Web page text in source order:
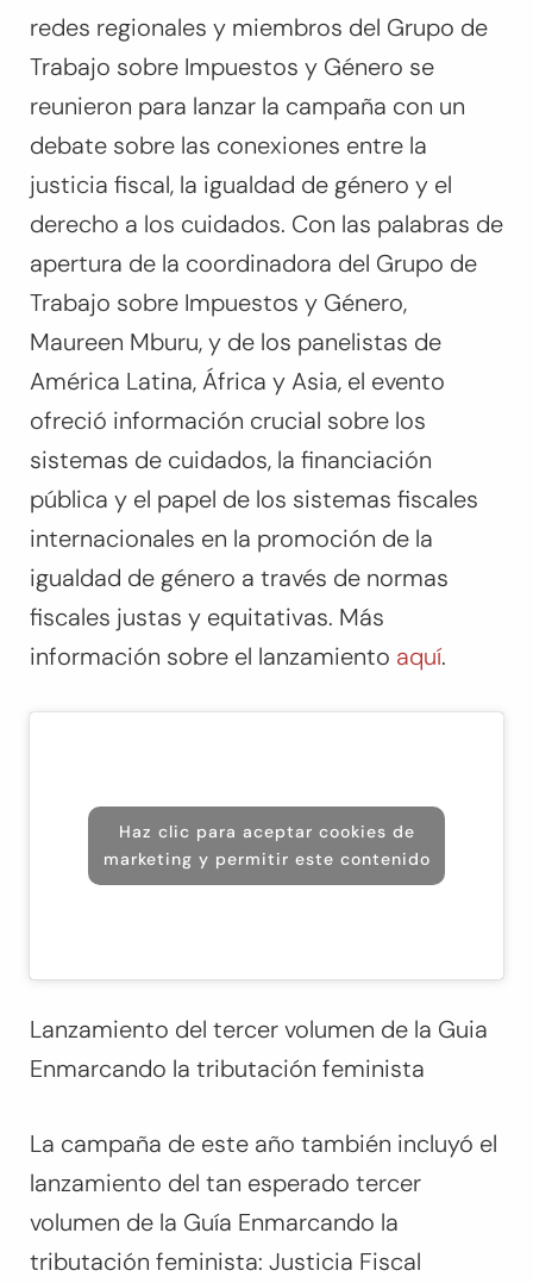
redes regionales y miembros del Grupo de
Trabajo sobre Impuestos y Género se
reunieron para lanzar la campaña con un
debate sobre las conexiones entre la
justicia fiscal, la igualdad de género y el
derecho a los cuidados. Con las palabras de
apertura de la coordinadora del Grupo de
Trabajo sobre Impuestos y Género,
Maureen Mburu, y de los panelistas de
América Latina, África y Asia, el evento
ofreció información crucial sobre los
sistemas de cuidados, la financiación
pública y el papel de los sistemas fiscales
internacionales en la promoción de la
igualdad de género a través de normas
fiscales justas y equitativas. Más
información sobre el lanzamiento aquí.
Haz clic para aceptar cookies de
marketing y permitir este contenido
Lanzamiento del tercer volumen de la Guia
Enmarcando la tributación feminista
La campaña de este año también incluyó el
lanzamiento del tan esperado tercer
volumen de la Guía Enmarcando la
tributación feminista: Justicia Fiscal